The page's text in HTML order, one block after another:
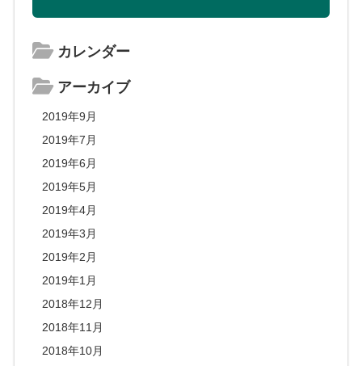
カレンダー
アーカイブ
2019年9月
2019年7月
2019年6月
2019年5月
2019年4月
2019年3月
2019年2月
2019年1月
2018年12月
2018年11月
2018年10月